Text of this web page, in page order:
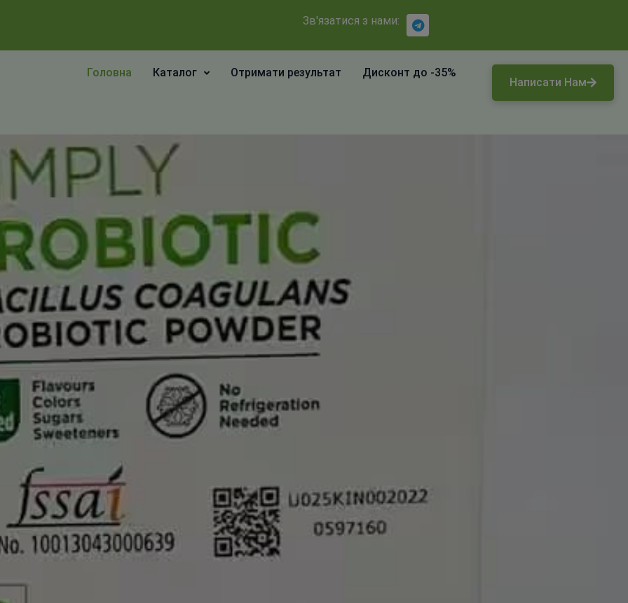
Зв'язатися з нами:
Головна Каталог Отримати результат Дисконт до -35%
Написати Нам